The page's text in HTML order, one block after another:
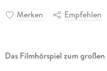
Merken Empfehlen
Das Filmhörspiel zum großen